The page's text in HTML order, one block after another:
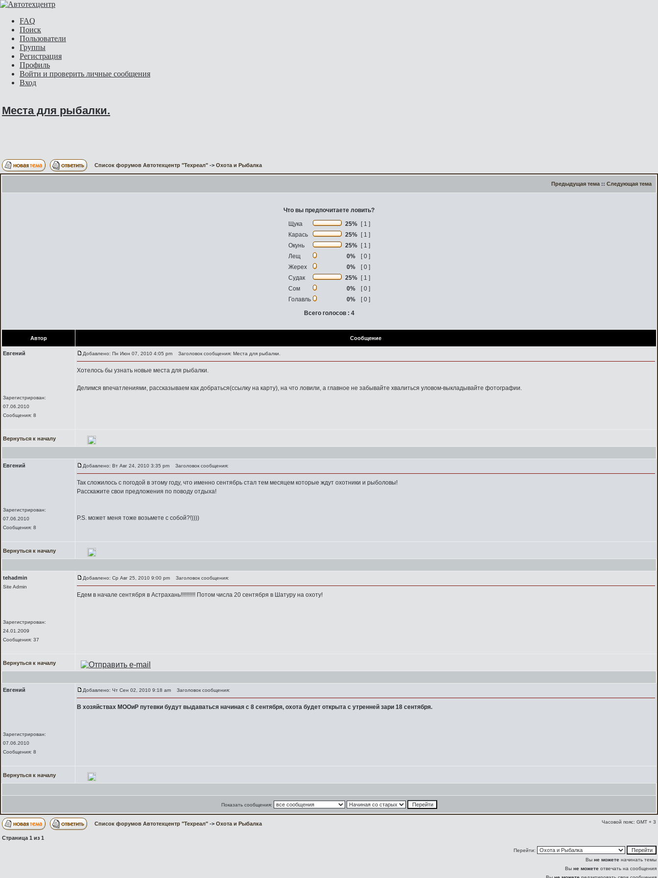
FAQ
Поиск
Пользователи
Группы
Регистрация
Профиль
Войти и проверить личные сообщения
Вход
Места для рыбалки.
Список форумов Автотехцентр "Техреал" -> Охота и Рыбалка
Предыдущая тема :: Следующая тема
Что вы предпочитаете ловить?
Щука
25%
[ 1 ]
Карась
25%
[ 1 ]
Окунь
25%
[ 1 ]
Лещ
0%
[ 0 ]
Жерех
0%
[ 0 ]
Судак
25%
[ 1 ]
Сом
0%
[ 0 ]
Голавль
0%
[ 0 ]
Всего голосов : 4
Автор Сообщение
Евгений
Зарегистрирован:
07.06.2010
Сообщения: 8
Добавлено: Пн Июн 07, 2010 4:05 pm Заголовок сообщения: Места для рыбалки.
Хотелось бы узнать новые места для рыбалки.
Делимся впечатлениями, рассказываем как добраться(ссылку на карту), на что ловили, а главное не забывайте хвалиться уловом-выкладывайте фотографии.
Вернуться к началу
Евгений
Зарегистрирован:
07.06.2010
Сообщения: 8
Добавлено: Вт Авг 24, 2010 3:35 pm Заголовок сообщения:
Так сложилось с погодой в этому году, что именно сентябрь стал тем месяцем которые ждут охотники и рыболовы!
Расскажите свои предложения по поводу отдыха!
P.S. может меня тоже возьмете c собой?!))))
Вернуться к началу
tehadmin
Site Admin
Зарегистрирован:
24.01.2009
Сообщения: 37
Добавлено: Ср Авг 25, 2010 9:00 pm Заголовок сообщения:
Едем в начале сентября в Астрахань!!!!!!!!!! Потом числа 20 сентября в Шатуру на охоту!
Вернуться к началу
Евгений
Зарегистрирован:
07.06.2010
Сообщения: 8
Добавлено: Чт Сен 02, 2010 9:18 am Заголовок сообщения:
В хозяйствах МООиР путевки будут выдаваться начиная с 8 сентября, охота будет открыта с утренней зари 18 сентября.
Вернуться к началу
Показать сообщения:
Список форумов Автотехцентр "Техреал" -> Охота и Рыбалка Часовой пояс: GMT + 3
Страница 1 из 1
Перейти:
Вы не можете начинать темы
Вы не можете отвечать на сообщения